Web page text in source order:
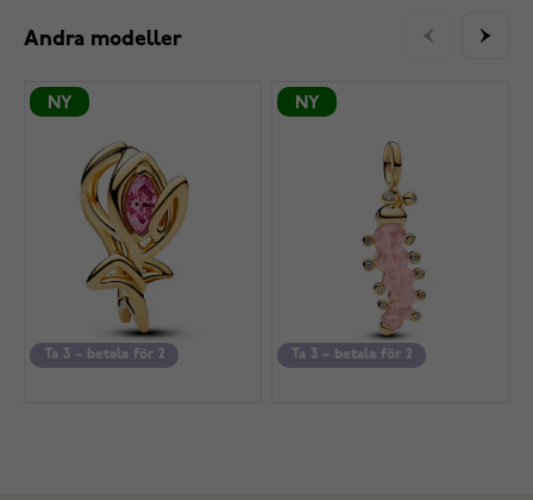
Andra modeller
Ta 3 – betala för 2
NY
Ta 3 – betala för 2
NY